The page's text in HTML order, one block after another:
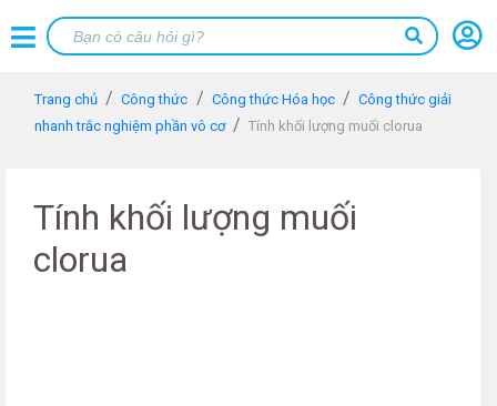
Trang chủ Công thức Công thức Hóa học
Công thức giải
nhanh trắc nghiệm phần vô cơ
Tính khối lượng muối clorua
Tính khối lượng muối
clorua